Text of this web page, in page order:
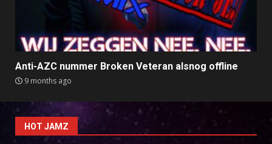
Anti-AZC nummer Broken Veteran alsnog offline
9 months ago
HOT JAMZ